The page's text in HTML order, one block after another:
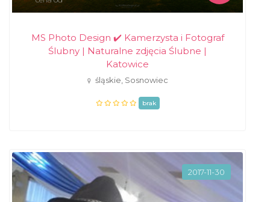
MS Photo Design ✔️ Kamerzysta i Fotograf
Ślubny | Naturalne zdjęcia Ślubne |
Katowice
śląskie, Sosnowiec
brak
2017-11-30